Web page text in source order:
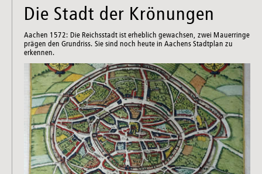
Die Stadt der Krönungen
Aachen 1572: Die Reichsstadt ist erheblich gewachsen, zwei Mauerringe
prägen den Grundriss. Sie sind noch heute in Aachens Stadtplan zu
erkennen.